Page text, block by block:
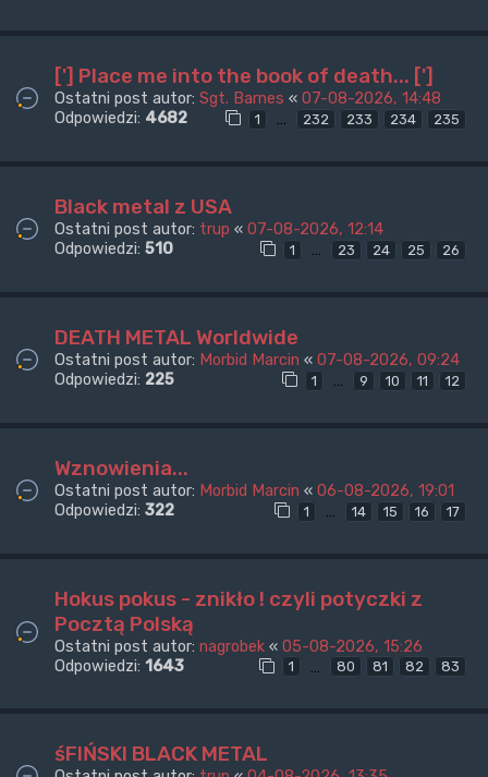
['] Place me into the book of death... [']
Ostatni post autor: Sgt. Barnes « 07-08-2026, 14:48
Odpowiedzi: 4682 1 … 232 233 234 235
Black metal z USA
Ostatni post autor: trup « 07-08-2026, 12:14
Odpowiedzi: 510 1 … 23 24 25 26
DEATH METAL Worldwide
Ostatni post autor: Morbid Marcin « 07-08-2026, 09:24
Odpowiedzi: 225 1 … 9 10 11 12
Wznowienia...
Ostatni post autor: Morbid Marcin « 06-08-2026, 19:01
Odpowiedzi: 322 1 … 14 15 16 17
Hokus pokus - znikło ! czyli potyczki z
Pocztą Polską
Ostatni post autor: nagrobek « 05-08-2026, 15:26
Odpowiedzi: 1643 1 … 80 81 82 83
śFIŃSKI BLACK METAL